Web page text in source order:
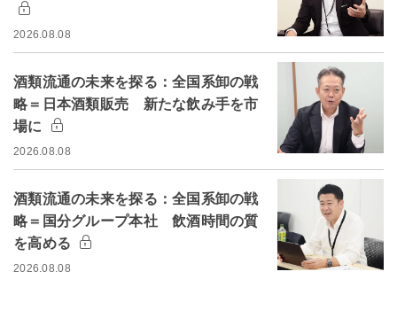
2026.08.08
酒類流通の未来を探る：全国系卸の戦
略＝日本酒類販売 新たな飲み手を市
場に
2026.08.08
酒類流通の未来を探る：全国系卸の戦
略＝国分グループ本社 飲酒時間の質
を高める
2026.08.08